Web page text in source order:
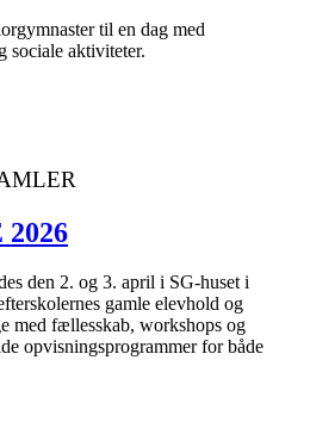
til en dag med
sociale aktiviteter.
den 2. og 3. april i SG-huset i
gamle elevhold og
med fællesskab, workshops og
opvisningsprogrammer for både